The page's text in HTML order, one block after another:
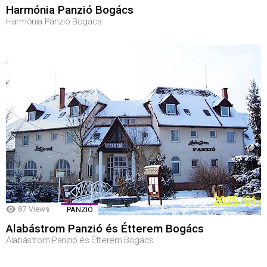
Harmónia Panzió Bogács
Harmónia Panzió Bogács
87 Views PANZIÓ
Alabástrom Panzió és Étterem Bogács
Alabástrom Panzió és Étterem Bogács